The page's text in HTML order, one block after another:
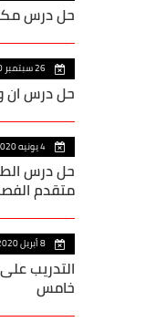
حل درس
26 سبتمبر 2020
حل درس ان
4 يونيه 2020
حل درس
متقدم
8 أبريل 2020
التدريب
خامس